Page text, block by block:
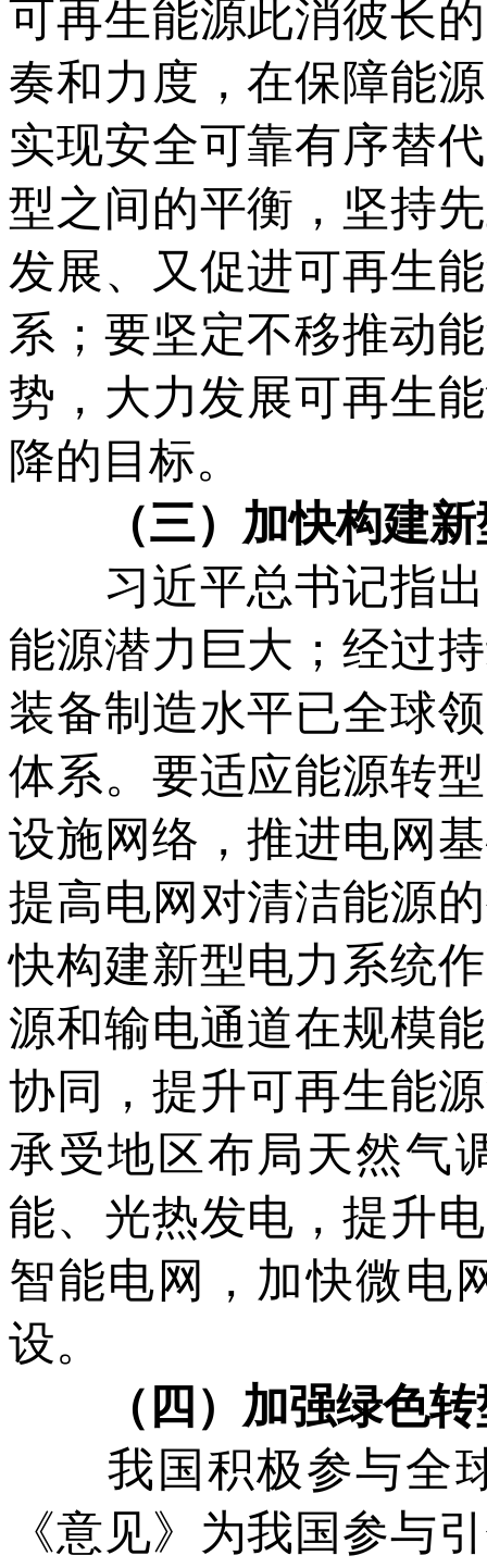
可再生能源此消彼长
奏和力度，在保障能
实现安全可靠有序替
型之间的平衡，坚持
发展、又促进可再生
系；要坚定不移推动
势，大力发展可再生
降的目标。
（三）加快构建新
习近平总书记指出
能源潜力巨大；经过
装备制造水平已全球
体系。要适应能源转
设施网络，推进电网
提高电网对清洁能源
快构建新型电力系统
源和输电通道在规模
协同，提升可再生能
承受地区布局天然气
能、光热发电，提升
智能电网，加快微电
设。
（四）加强绿色转
我国积极参与全球
《意见》为我国参与